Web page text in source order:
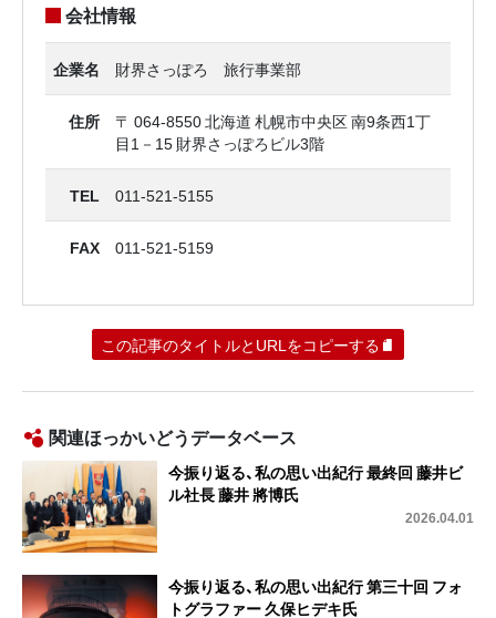
会社情報
企業名 財界さっぽろ 旅行事業部
住所
〒 064-8550 北海道 札幌市中央区 南9条西1丁
目1－15 財界さっぽろビル3階
TEL 011-521-5155
FAX 011-521-5159
この記事のタイトルとURLをコピーする
関連ほっかいどうデータベース
今振り返る、私の思い出紀行 最終回 藤井ビ
ル社長 藤井 將博氏
2026.04.01
今振り返る、私の思い出紀行 第三十回 フォ
トグラファー 久保ヒデキ氏